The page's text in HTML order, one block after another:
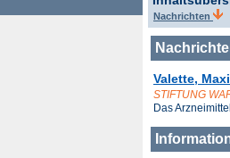
Nachrichten
Valette,
STIFTUNG
Das